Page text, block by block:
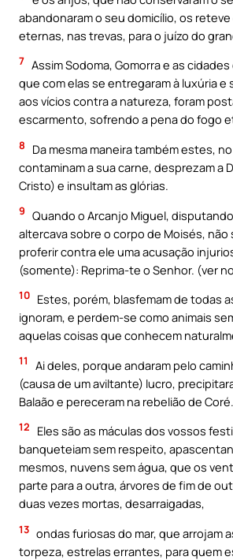
abandonaram o seu domicílio, os
eternas, nas trevas, para o juízo do
7 Assim Sodoma, Gomorra e as
que com elas se entregaram à luxúria e
aos vícios contra a natureza, foram
escarmento, sofrendo a pena do fogo
8
Da mesma maneira também estes,
contaminam a sua carne, desprezam a
Cristo) e insultam as glórias.
9 Quando o Arcanjo Miguel,
altercava sobre o corpo de Moisés, não
proferir contra ele uma acusação
(somente): Reprima-te o Senhor. (ver
10 Estes, porém, blasfemam de todas
ignoram, e perdem-se como animais
aquelas coisas que conhecem
11
Ai deles, porque andaram pelo
(causa de um aviltante) lucro,
Balaão e pereceram na rebelião de Coré.
12
Eles são as máculas dos vossos
banqueteiam sem respeito,
mesmos, nuvens sem água, que os
parte para a outra, árvores de fim de
duas vezes mortas, desarraigadas,
13 ondas furiosas do mar, que arrojam
torpeza, estrelas errantes, para quem